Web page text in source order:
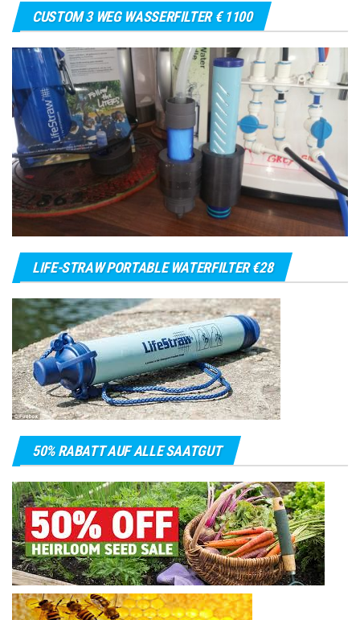
CUSTOM 3 WEG WASSERFILTER € 1100
LIFE-STRAW PORTABLE WATERFILTER €28
50% RABATT AUF ALLE SAATGUT